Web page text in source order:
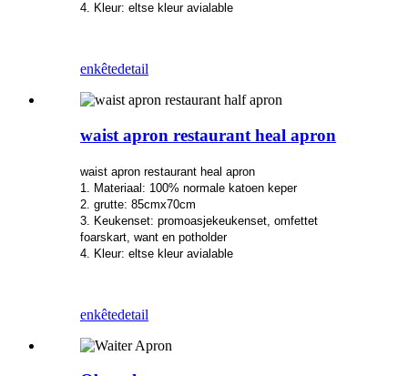
4. Kleur: eltse kleur avialable
enkêtedetail
waist apron restaurant heal apron
waist apron restaurant heal apron
1. Materiaal: 100% normale katoen keper
2. grutte: 85cmx70cm
3. Keukenset: promoasjekeukenset, omfettet
foarskart, want en potholder
4. Kleur: eltse kleur avialable
enkêtedetail